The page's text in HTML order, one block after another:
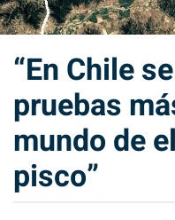
“En Chile
pruebas
mundo de
pisco”